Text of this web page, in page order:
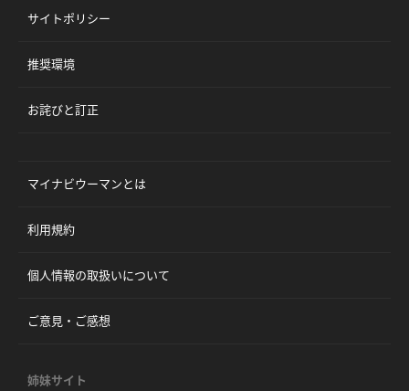
サイトポリシー
推奨環境
お詫びと訂正
マイナビウーマンとは
利用規約
個人情報の取扱いについて
ご意見・ご感想
姉妹サイト